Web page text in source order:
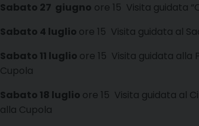
Sabato 27 giugno ore 15 Visita guidata
Sabato 4 luglio ore 15 Visita guidata al
Sabato 11 luglio ore 15 Visita guidata alla
Cupola
Sabato 18 luglio ore 15 Visita guidata al
alla Cupola